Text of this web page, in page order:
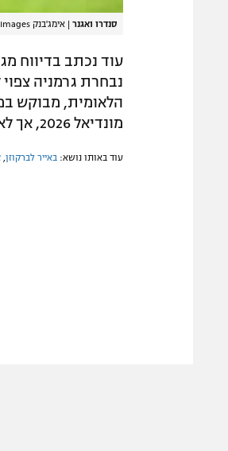
סנדרו ואגנר | אימג'בנק GettyImages
עוד נכתב בדיווח
נבחרת גרמניה
הלאומית, מבוקש
מונדיאל 2026, אך לא פסל את האפשרות להפוך למאמן ראשי בעתיד.
עוד באותו נושא: באייר לברקוזן